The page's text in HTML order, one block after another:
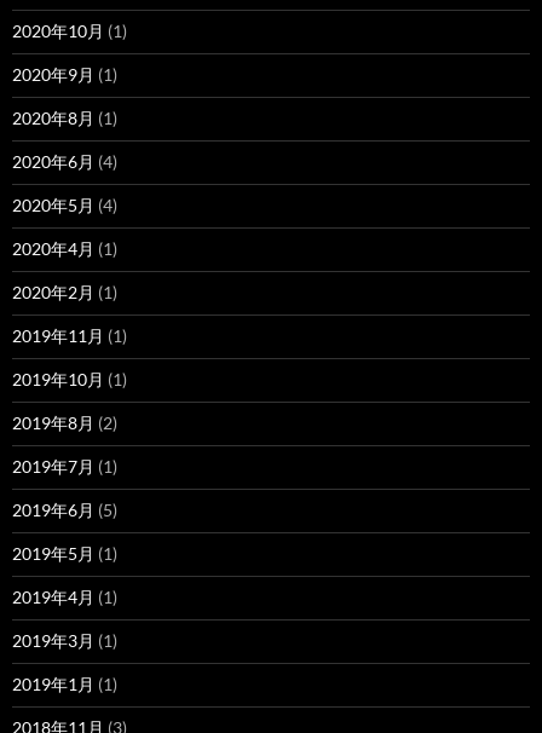
2020年10月 (1)
2020年9月 (1)
2020年8月 (1)
2020年6月 (4)
2020年5月 (4)
2020年4月 (1)
2020年2月 (1)
2019年11月 (1)
2019年10月 (1)
2019年8月 (2)
2019年7月 (1)
2019年6月 (5)
2019年5月 (1)
2019年4月 (1)
2019年3月 (1)
2019年1月 (1)
2018年11月 (3)